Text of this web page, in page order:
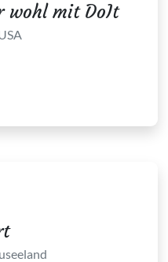
wohl mit DoIt